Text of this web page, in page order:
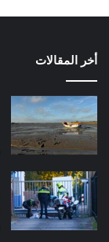
أخر المقالات